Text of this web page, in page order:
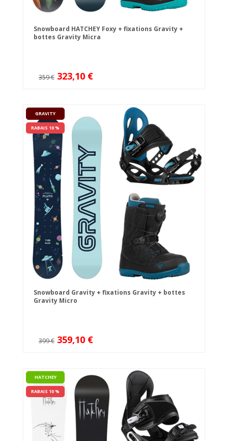
Snowboard HATCHEY Foxy + fixations Gravity +
bottes Gravity Micra
359 € 323,10 €
GRAVITY
RABAIS 10 %
Snowboard Gravity + fixations Gravity + bottes
Gravity Micro
399 € 359,10 €
HATCHEY
RABAIS 10 %